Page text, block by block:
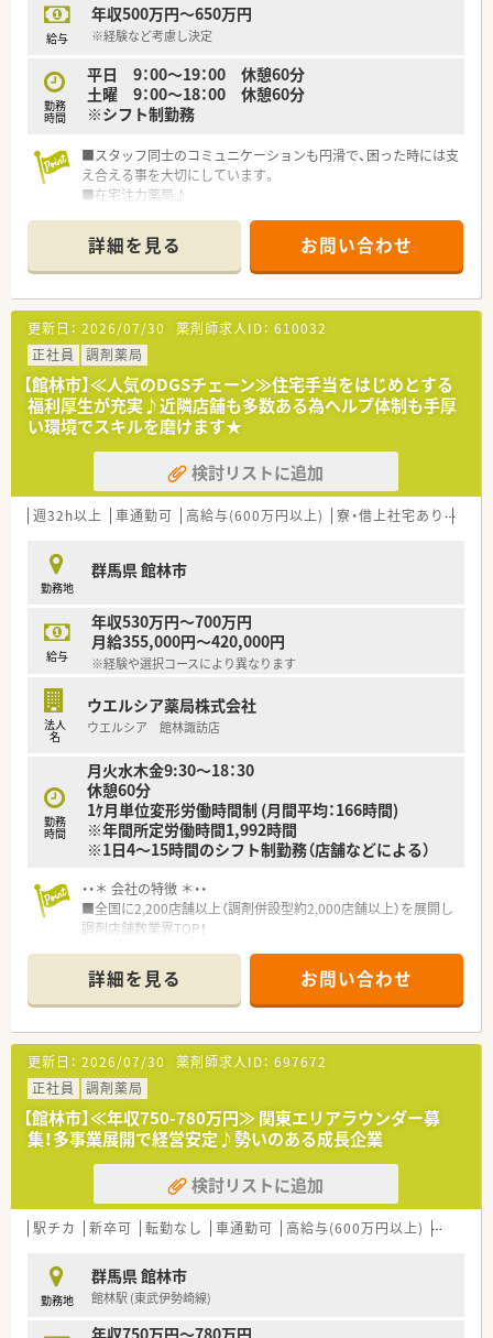
給与
年収500万円～650万円
※経験など考慮し決定
勤務
時間
平日 9：00～19：00 休憩60分
土曜 9：00～18：00 休憩60分
※シフト制勤務
■スタッフ同士のコミュニケーションも円滑で、困った時には支
え合える事を大切にしています。
■在宅注力薬局♪
在宅スキルを磨きたい方歓迎です！
■育児・介護に理解のある職場で、産休・育休の取得率も高い、女
性に優しい職場です。
≪企業特徴≫
◆群馬県を中心に10店舗以上展開をしており、地域に根強い企
業です。
◆患者さんを大切にする前に、従業員の働き甲斐、生き甲斐を大
切にする会社です。離職率の低さ、企業の安定成長が自慢です。
◆地域医療に貢献できる薬局として、医療機関や地域住民の方か
ら「信頼」をしていただき「安心」して私共の調剤薬局を利用して
いただける事を目指しています。
詳細を見る お問い合わせ
更新日： 2026/07/30 薬剤師求人ID： 610032
正社員
調剤薬局
【館林市】≪人気のDGSチェーン≫住宅手当をはじめとする
福利厚生が充実♪近隣店舗も多数ある為ヘルプ体制も手厚
い環境でスキルを磨けます★
検討リストに追加
週32h以上 車通勤可 高給与(600万円以上) 寮・借上社宅あり
勤務地
群馬県 館林市
給与
年収530万円～700万円
月給355,000円～420,000円
※経験や選択コースにより異なります
法人
名
ウエルシア薬局株式会社
ウエルシア 館林諏訪店
勤務
時間
月火水木金9:30～18：30
休憩60分
1ｹ月単位変形労働時間制 (月間平均：166時間)
※年間所定労働時間1,992時間
※1日4～15時間のシフト制勤務（店舗などによる）
・・＊ 会社の特徴 ＊・・
■全国に2,200店舗以上（調剤併設型約2,000店舗以上）を展開し
調剤店舗数業界TOP！
頑張り次第で高給与も可能！
■経験や勤務コースによりますが、経験の少ない方でも500万前
半スタートと業界TOP水準！
■職種や職域に合わせ、豊富な社内研修や外部組織と連携した研
修を用意されています
■薬剤師が中心の会社だからこそ活躍できるキャリアパスが多
種多様に用意されています。
■店舗拡大に伴い、エリアマネジャーや営業部長等のマネジメン
トのポジションも増えます。
■在宅や教育等の専門性を活かせるスペシャリストを目指すこ
とも可能です。
■その他にも、管理部門や商品部門等の本社スタッフなど活動領
域は多種多様です。
■在宅実施店舗は年々増加しており、在宅医療へもしっかりと関
■育児休暇は3歳まで取得が可能で、時短制度は小学5年生まで
時短勤務ができるよう変更予定です。
■年間休日が120日とワークライフバランスが整っています
■日用品から常備薬まで、従業員割引制度など嬉しいメリットも
詳細を見る お問い合わせ
更新日： 2026/07/30 薬剤師求人ID： 697672
正社員
調剤薬局
【館林市】≪年収750-780万円≫ 関東エリアラウンダー募
集！多事業展開で経営安定♪勢いのある成長企業
検討リストに追加
駅チカ 新卒可 転勤なし 車通勤可 高給与(600万円以上) 住宅補
勤務地
群馬県 館林市
館林駅 (東武伊勢崎線)
年収750万円～780万円